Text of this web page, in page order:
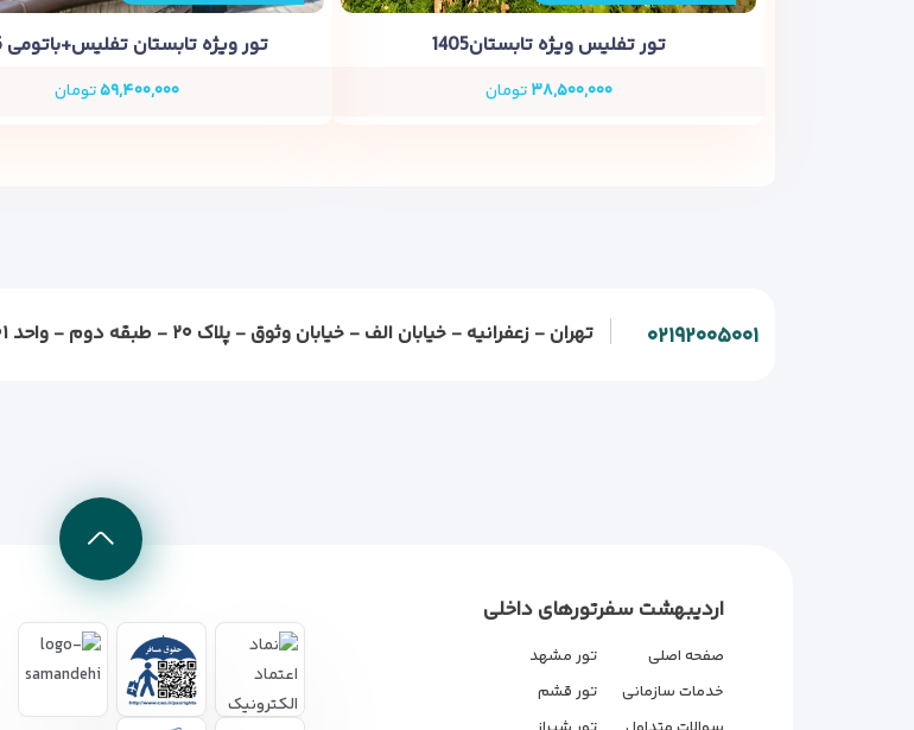
تور تفلیس ویژه تابستان1405
۳۸,۵۰۰,۰۰۰تومان
تور ویژه تابستان تفلیس+باتومی 1405
۵۹,۴۰۰,۰۰۰تومان
۰۲۱۹۲۰۰۵۰۰۱ تهران - زعفرانیه - خیابان الف - خیابان وثوق - پلاک ۲۰ - طبقه دوم - واحد ۲۰۱
اردیبهشت سفر
صفحه اصلی
خدمات سازمانی
تورهای داخلی
تور مشهد
تور قشم